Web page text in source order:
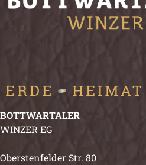
BOTTWARTALER
WINZER EG
Oberstenfelder Str. 80